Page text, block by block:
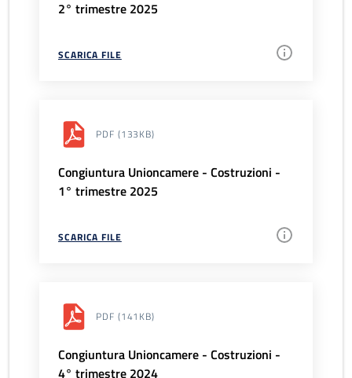
2° trimestre 2025
SCARICA FILE
PDF (133KB)
Congiuntura Unioncamere - Costruzioni -
1° trimestre 2025
SCARICA FILE
PDF (141KB)
Congiuntura Unioncamere - Costruzioni -
4° trimestre 2024